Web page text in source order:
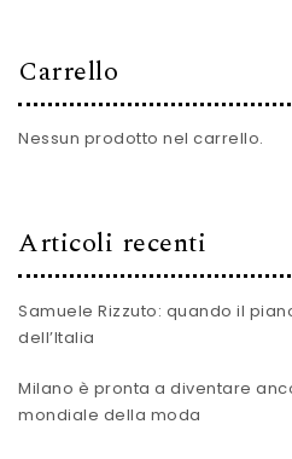
Carrello
Nessun prodotto nel carrello.
Articoli recenti
Samuele Rizzuto: quando il
dell’Italia
Milano è pronta a diventare
mondiale della moda